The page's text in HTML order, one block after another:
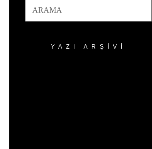
YAZI ARŞIVI